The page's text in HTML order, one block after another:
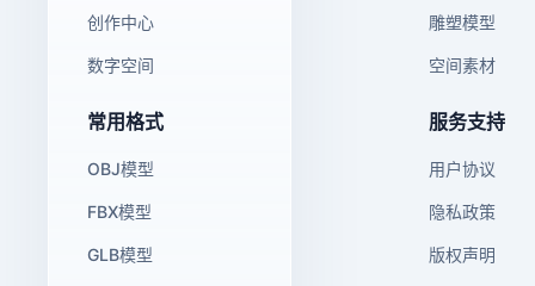
创作中心
数字空间
雕塑模型
空间素材
常用格式
OBJ模型
FBX模型
GLB模型
服务支持
用户协议
隐私政策
版权声明